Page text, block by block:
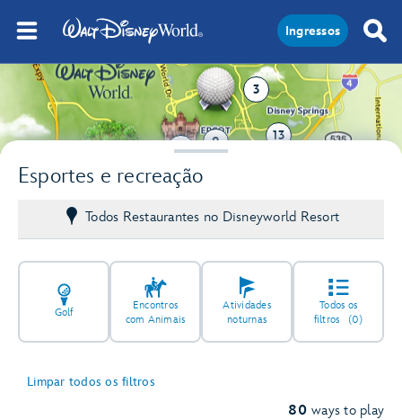
Ingressos
Esportes e recreação
Todos Restaurantes no Disneyworld Resort
Golf
Encontros
com Animais
Atividades
noturnas
Todos os
filtros (0)
Limpar todos os filtros
80 ways to play
3
13
9
3